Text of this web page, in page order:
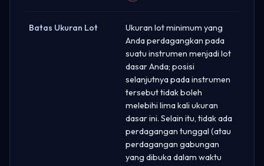
Batas Ukuran Lot
Ukuran lot minimum yang
Anda perdagangkan pada
suatu instrumen menjadi lot
dasar Anda; posisi
selanjutnya pada instrumen
tersebut tidak boleh
melebihi lima kali ukuran
dasar ini. Selain itu, tidak ada
perdagangan tunggal (atau
perdagangan gabungan
yang dibuka dalam waktu